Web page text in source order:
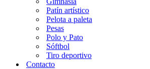
Patín artístico
Pelota a paleta
Pesas
Polo y Pato
Sóftbol
Tiro deportivo
Contacto